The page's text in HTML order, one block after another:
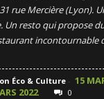
rue Mercière (Lyon).
Un resto qui propose
incontournable
Éco & Culture - 15
2022
0